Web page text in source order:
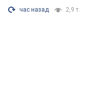
час назад 2,9 т.